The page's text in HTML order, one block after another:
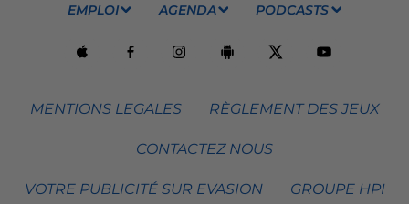
EMPLOI AGENDA PODCASTS
MENTIONS LEGALES RÈGLEMENT DES JEUX
CONTACTEZ NOUS
VOTRE PUBLICITÉ SUR EVASION GROUPE HPI